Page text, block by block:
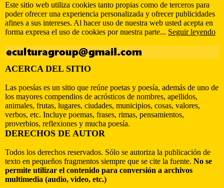
Este sitio web utiliza cookies tanto propias como de terceros para
poder ofrecer una experiencia personalizada y ofrecer publicidades
afines a sus intereses. Al hacer uso de nuestra web usted acepta en
forma expresa el uso de cookies por nuestra parte... Seguir leyendo
ACERCA DEL SITIO
Las poesías es un sitio que reúne poetas y poesía, además de uno de
los mayores compendios de acrósticos de nombres, apellidos,
animales, frutas, lugares, ciudades, municipios, cosas, valores,
verbos, etc. Incluye poemas, frases, rimas, pensamientos,
proverbios, reflexiones y mucha poesía.
DERECHOS DE AUTOR
Todos los derechos reservados. Sólo se autoriza la publicación de
texto en pequeños fragmentos siempre que se cite la fuente. No se
permite utilizar el contenido para conversión a archivos
multimedia (audio, video, etc.)